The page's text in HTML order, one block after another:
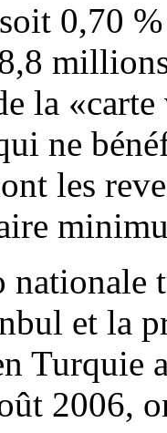
0,70
la
ne
les
nationale
et la
Turquie
2006,